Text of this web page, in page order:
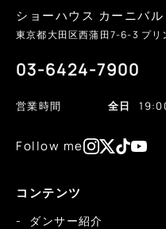
ショーハウス カーニバル
東京都大田区西蒲田7-6-3 プリ
03-6424-7900
営業時間 全日
Follow me
コンテンツ
ダンサー紹介